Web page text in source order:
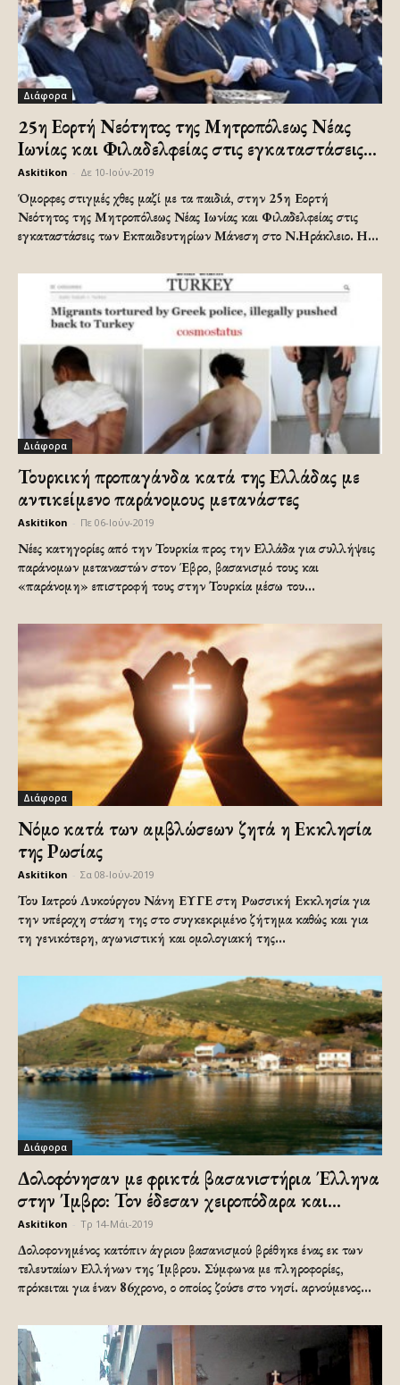
Διάφορα
25η Εορτή Νεότητος της Μητροπόλεως Νέας
Ιωνίας και Φιλαδελφείας στις εγκαταστάσεις...
Askitikon Δε 10-Ιούν-2019
Όμορφες στιγμές χθες μαζί με τα παιδιά, στην 25η Εορτή
Νεότητος της Μητροπόλεως Νέας Ιωνίας και Φιλαδελφείας στις
εγκαταστάσεις των Εκπαιδευτηρίων Μάνεση στο Ν.Ηράκλειο. Η...
Διάφορα
Τουρκική προπαγάνδα κατά της Ελλάδας με
αντικείμενο παράνομους μετανάστες
Askitikon Πε 06-Ιούν-2019
Νέες κατηγορίες από την Τουρκία προς την Ελλάδα για συλλήψεις
παράνομων μεταναστών στον Έβρο, βασανισμό τους και
«παράνομη» επιστροφή τους στην Τουρκία μέσω του...
Διάφορα
Νόμο κατά των αμβλώσεων ζητά η Εκκλησία
της Ρωσίας
Askitikon Σα 08-Ιούν-2019
Του Ιατρού Λυκούργου Νάνη ΕΥΓΕ στη Ρωσσική Εκκλησία για
την υπέροχη στάση της στο συγκεκριμένο ζήτημα καθώς και για
τη γενικότερη, αγωνιστική και ομολογιακή της...
Διάφορα
Δολοφόνησαν με φρικτά βασανιστήρια Έλληνα
στην Ίμβρο: Τον έδεσαν χειροπόδαρα και...
Askitikon Τρ 14-Μάι-2019
Δολοφονημένος κατόπιν άγριου βασανισμού βρέθηκε ένας εκ των
τελευταίων Ελλήνων της Ίμβρου. Σύμφωνα με πληροφορίες,
πρόκειται για έναν 86χρονο, ο οποίος ζούσε στο νησί. αρνούμενος...